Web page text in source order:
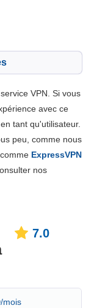
VPN. Si vous
avec ce
tant qu'utilisateur.
peu, comme nous
ExpressVPN
nos
7.0
mois